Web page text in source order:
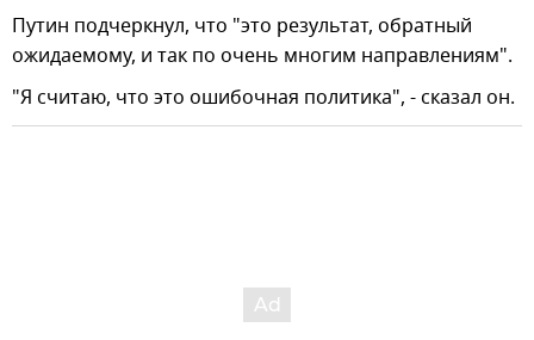
Путин подчеркнул, что "это результат, обратный
ожидаемому, и так по очень многим направлениям".
"Я считаю, что это ошибочная политика", - сказал он.